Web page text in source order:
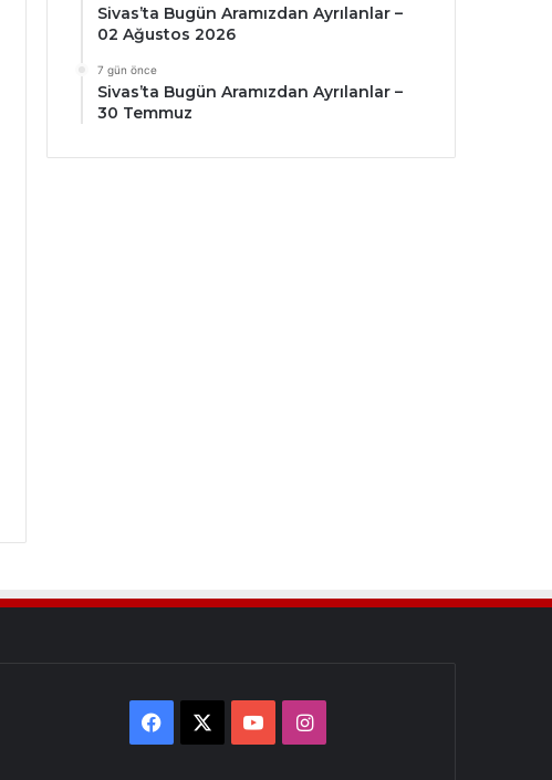
Sivas’ta Bugün Aramızdan Ayrılanlar –
02 Ağustos 2026
7 gün önce
Sivas’ta Bugün Aramızdan Ayrılanlar –
30 Temmuz
Facebook YouTubeInstagram